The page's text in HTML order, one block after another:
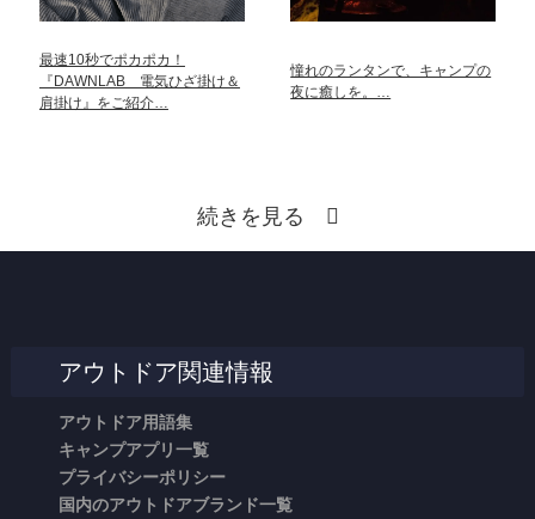
最速10秒でポカポカ！
『DAWNLAB 電気ひざ掛け＆
肩掛け』をご紹介…
憧れのランタンで、キャンプの
夜に癒しを。…
続きを見る
アウトドア関連情報
アウトドア用語集
キャンプアプリ一覧
プライバシーポリシー
国内のアウトドアブランド一覧